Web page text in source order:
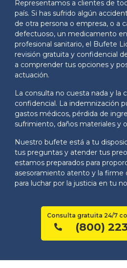
Representamos a clientes de
país. Si has sufrido algún
de otra persona o empresa, o a
defectuoso, un medicamento
profesional sanitario, el Bufete
revisión gratuita y confidencial
a comprender tus opciones y
actuación.
La consulta no cuesta nada y la
confidencial. La indemnización
gastos médicos, pérdida de
sufrimiento, daños materiales y
Nuestro bufete está a tu
tus preguntas y atender tus
estamos preparados para
asesoramiento atento y la firme
para luchar por la justicia en tu
Consulta gratuita 24/7
(800)